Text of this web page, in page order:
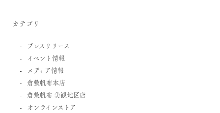
カテゴリ
プレスリリース
イベント情報
メディア情報
倉敷帆布本店
倉敷帆布 美観地区店
オンラインストア